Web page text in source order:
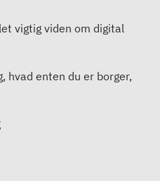
vigtig viden om digital
hvad enten du er borger,